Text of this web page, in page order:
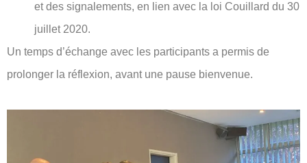
et des signalements, en lien avec la loi Couillard du 30
juillet 2020.
Un temps d’échange avec les participants a permis de
prolonger la réflexion, avant une pause bienvenue.